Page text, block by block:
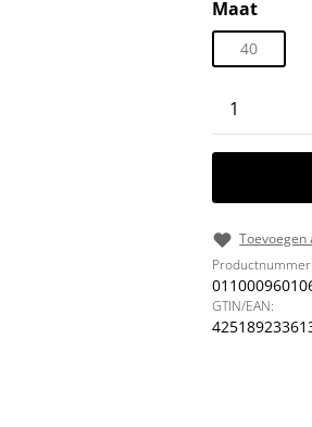
Selecteer
Maat
40
Toevoegen
Productnummer:
GTIN/EAN: